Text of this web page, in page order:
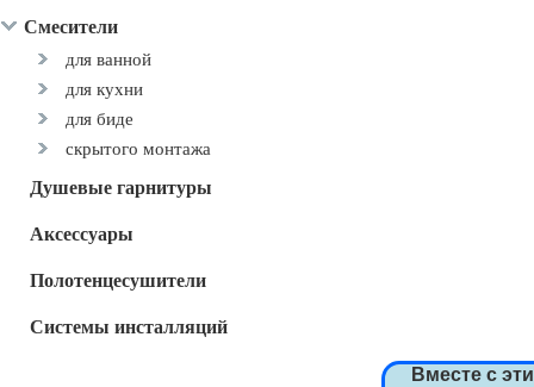
Смесители
для ванной
для кухни
для биде
скрытого монтажа
Душевые гарнитуры
Аксессуары
Полотенцесушители
Системы инсталляций
Вместе с